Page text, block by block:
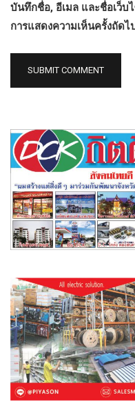
บันทึกชื่อ, อีเมล และชื่อเว็บ
การแสดงความเห็นครั้งถัดไ